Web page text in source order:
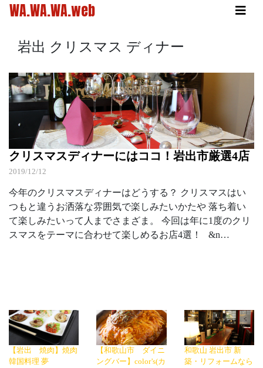
WA.WA.WA.web
岩出 クリスマス ディナー
クリスマスディナーにはココ！岩出市厳選4店
2019/12/12
今年のクリスマスディナーはどうする？ クリスマスはい
つもと違うお洒落な雰囲気で楽しみたいかたや 落ち着い
て楽しみたいって人までさまざま。 今回は年に1度のクリ
スマスをテーマに合わせて楽しめるお店4選！ &n…
【岩出 焼肉】焼肉
韓国料理 夢
【和歌山市 ダイニ
ングバー】color’s(カ
和歌山 岩出市 新
築・リフォームなら